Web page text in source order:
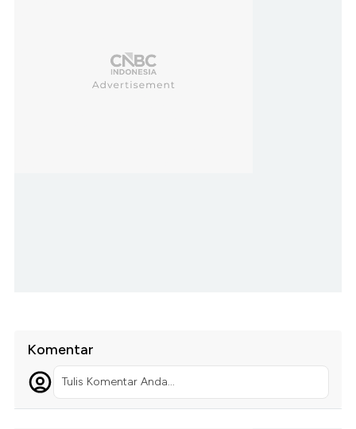
Komentar
Tulis Komentar Anda...